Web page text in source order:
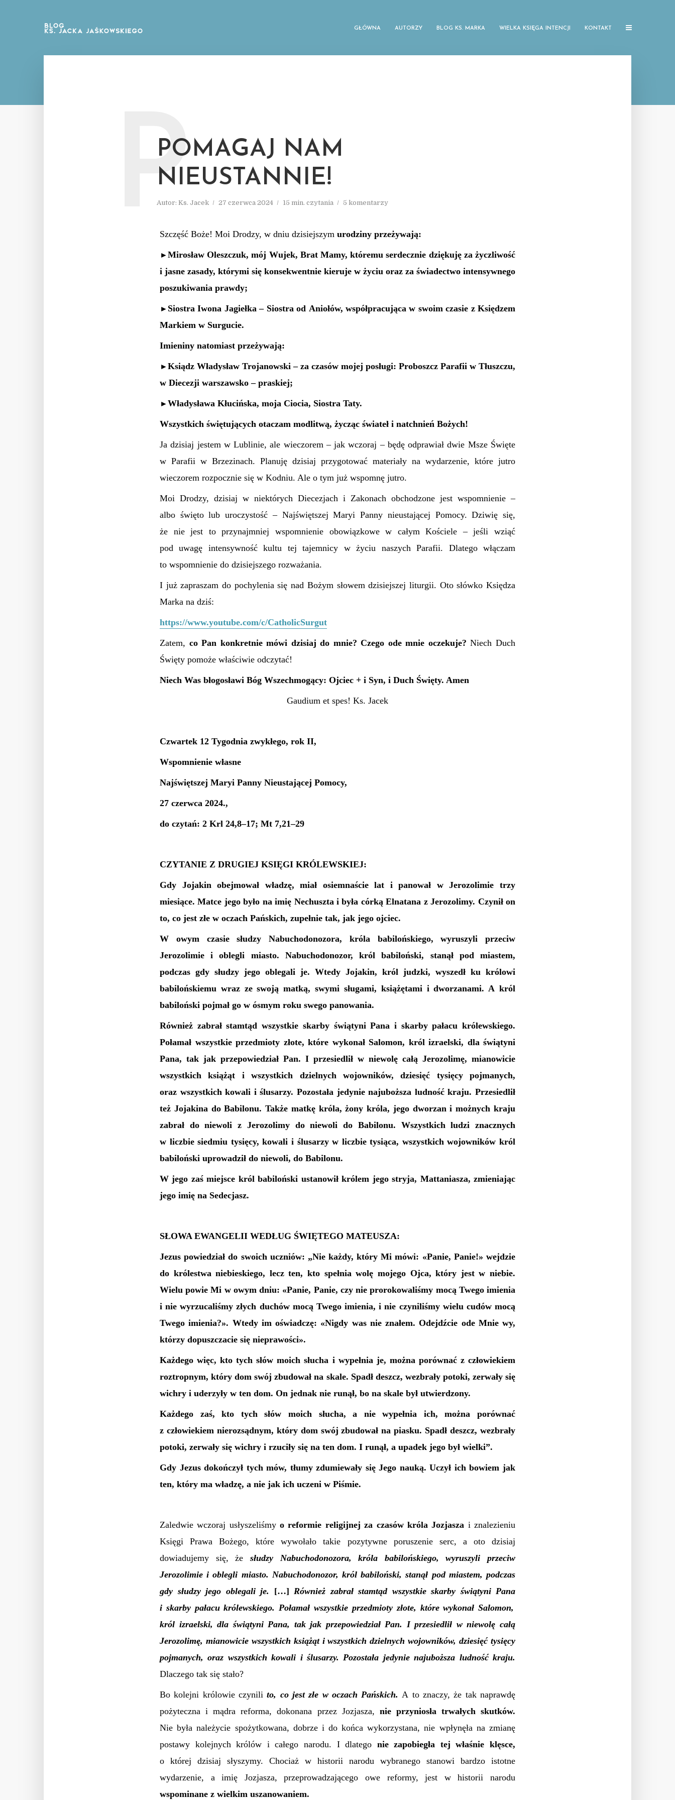
GŁÓWNA AUTORZY BLOG KS. MARKA WIELKA KSIĘGA INTENCJI KONTAKT
POMAGAJ NAM
NIEUSTANNIE!
Autor: Ks. Jacek 27 czerwca 2024 15 min. czytania 5 komentarzy
P
Szczęść Boże! Moi Drodzy, w dniu dzisiejszym urodziny przeżywają:
►Mirosław Oleszczuk, mój Wujek, Brat Mamy, któremu serdecznie dziękuję za życzliwość
i jasne zasady, którymi się konsekwentnie kieruje w życiu oraz za świadectwo intensywnego
poszukiwania prawdy;
► Siostra Iwona Jagiełka – Siostra od Aniołów, współpracująca w swoim czasie z Księdzem
Markiem w Surgucie.
Imieniny natomiast przeżywają:
►Ksiądz Władysław Trojanowski – za czasów mojej posługi: Proboszcz Parafii w Tłuszczu,
w Diecezji warszawsko – praskiej;
►Władysława Kłucińska, moja Ciocia, Siostra Taty.
Wszystkich świętujących otaczam modlitwą, życząc świateł i natchnień Bożych!
Ja dzisiaj jestem w Lublinie, ale wieczorem – jak wczoraj – będę odprawiał dwie Msze Święte
w Parafii w Brzezinach. Planuję dzisiaj przygotować materiały na wydarzenie, które jutro
wieczorem rozpocznie się w Kodniu. Ale o tym już wspomnę jutro.
Moi Drodzy, dzisiaj w niektórych Diecezjach i Zakonach obchodzone jest wspomnienie –
albo święto lub uroczystość – Najświętszej Maryi Panny nieustającej Pomocy. Dziwię się,
że nie jest to przynajmniej wspomnienie obowiązkowe w całym Kościele – jeśli wziąć
pod uwagę intensywność kultu tej tajemnicy w życiu naszych Parafii. Dlatego włączam
to wspomnienie do dzisiejszego rozważania.
I już zapraszam do pochylenia się nad Bożym słowem dzisiejszej liturgii. Oto słówko Księdza
Marka na dziś:
https://www.youtube.com/c/CatholicSurgut
Zatem, co Pan konkretnie mówi dzisiaj do mnie? Czego ode mnie oczekuje? Niech Duch
Święty pomoże właściwie odczytać!
Niech Was błogosławi Bóg Wszechmogący: Ojciec + i Syn, i Duch Święty. Amen
Gaudium et spes! Ks. Jacek
Czwartek 12 Tygodnia zwykłego, rok II,
Wspomnienie własne
Najświętszej Maryi Panny Nieustającej Pomocy,
27 czerwca 2024.,
do czytań: 2 Krl 24,8–17; Mt 7,21–29
CZYTANIE Z DRUGIEJ KSIĘGI KRÓLEWSKIEJ:
Gdy Jojakin obejmował władzę, miał osiemnaście lat i panował w Jerozolimie trzy
miesiące. Matce jego było na imię Nechuszta i była córką Elnatana z Jerozolimy. Czynił on
to, co jest złe w oczach Pańskich, zupełnie tak, jak jego ojciec.
W owym czasie słudzy Nabuchodonozora, króla babilońskiego, wyruszyli przeciw
Jerozolimie i oblegli miasto. Nabuchodonozor, król babiloński, stanął pod miastem,
podczas gdy słudzy jego oblegali je. Wtedy Jojakin, król judzki, wyszedł ku królowi
babilońskiemu wraz ze swoją matką, swymi sługami, książętami i dworzanami. A król
babiloński pojmał go w ósmym roku swego panowania.
Również zabrał stamtąd wszystkie skarby świątyni Pana i skarby pałacu królewskiego.
Połamał wszystkie przedmioty złote, które wykonał Salomon, król izraelski, dla świątyni
Pana, tak jak przepowiedział Pan. I przesiedlił w niewolę całą Jerozolimę, mianowicie
wszystkich książąt i wszystkich dzielnych wojowników, dziesięć tysięcy pojmanych,
oraz wszystkich kowali i ślusarzy. Pozostała jedynie najuboższa ludność kraju. Przesiedlił
też Jojakina do Babilonu. Także matkę króla, żony króla, jego dworzan i możnych kraju
zabrał do niewoli z Jerozolimy do niewoli do Babilonu. Wszystkich ludzi znacznych
w liczbie siedmiu tysięcy, kowali i ślusarzy w liczbie tysiąca, wszystkich wojowników król
babiloński uprowadził do niewoli, do Babilonu.
W jego zaś miejsce król babiloński ustanowił królem jego stryja, Mattaniasza, zmieniając
jego imię na Sedecjasz.
SŁOWA EWANGELII WEDŁUG ŚWIĘTEGO MATEUSZA:
Jezus powiedział do swoich uczniów: „Nie każdy, który Mi mówi: «Panie, Panie!» wejdzie
do królestwa niebieskiego, lecz ten, kto spełnia wolę mojego Ojca, który jest w niebie.
Wielu powie Mi w owym dniu: «Panie, Panie, czy nie prorokowaliśmy mocą Twego imienia
i nie wyrzucaliśmy złych duchów mocą Twego imienia, i nie czyniliśmy wielu cudów mocą
Twego imienia?». Wtedy im oświadczę: «Nigdy was nie znałem. Odejdźcie ode Mnie wy,
którzy dopuszczacie się nieprawości».
Każdego więc, kto tych słów moich słucha i wypełnia je, można porównać z człowiekiem
roztropnym, który dom swój zbudował na skale. Spadł deszcz, wezbrały potoki, zerwały się
wichry i uderzyły w ten dom. On jednak nie runął, bo na skale był utwierdzony.
Każdego zaś, kto tych słów moich słucha, a nie wypełnia ich, można porównać
z człowiekiem nierozsądnym, który dom swój zbudował na piasku. Spadł deszcz, wezbrały
potoki, zerwały się wichry i rzuciły się na ten dom. I runął, a upadek jego był wielki”.
Gdy Jezus dokończył tych mów, tłumy zdumiewały się Jego nauką. Uczył ich bowiem jak
ten, który ma władzę, a nie jak ich uczeni w Piśmie.
Zaledwie wczoraj usłyszeliśmyo reformie religijnej za czasów króla Jozjasza i znalezieniu
Księgi Prawa Bożego, które wywołało takie pozytywne poruszenie serc, a oto dzisiaj
dowiadujemy się, że słudzy Nabuchodonozora, króla babilońskiego, wyruszyli przeciw
Jerozolimie i oblegli miasto. Nabuchodonozor, król babiloński, stanął pod miastem, podczas
gdy słudzy jego oblegali je.
[…] Również zabrał stamtąd wszystkie skarby świątyni Pana
i skarby pałacu królewskiego. Połamał wszystkie przedmioty złote, które wykonał Salomon,
król izraelski, dla świątyni Pana, tak jak przepowiedziałPan. I przesiedlił w niewolę całą
Jerozolimę, mianowicie wszystkich książąt i wszystkich dzielnych wojowników, dziesięć tysięcy
pojmanych, oraz wszystkich kowali i ślusarzy. Pozostała jedynie najuboższa ludność kraju.
Dlaczego tak się stało?
Bo kolejni królowie czynilito, co jest złe w oczach Pańskich.A to znaczy, że tak naprawdę
pożyteczna i mądra reforma, dokonana przez Jozjasza, nie przyniosła trwałych skutków.
Nie była należycie spożytkowana, dobrze i do końca wykorzystana, nie wpłynęła na zmianę
postawy kolejnych królów i całego narodu. I dlatego nie zapobiegła tej właśnie klęsce,
o której dzisiaj słyszymy. Chociaż w historii narodu wybranego stanowi bardzo istotne
wydarzenie, a imię Jozjasza, przeprowadzającego owe reformy, jest w historii narodu
wspominane z wielkim uszanowaniem.